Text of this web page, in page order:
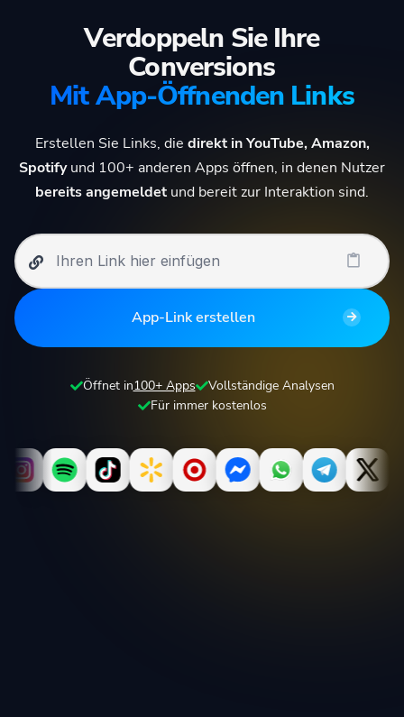
Verdoppeln Sie Ihre
Conversions
Mit App-Öffnenden Links
Erstellen Sie Links, die direkt in YouTube, Amazon,
Spotifyund 100+ anderen Apps öffnen, in denen Nutzer
bereits angemeldet und bereit zur Interaktion sind.
App-Link erstellen
Öffnet in100+ Apps
Vollständige Analysen
Für immer kostenlos